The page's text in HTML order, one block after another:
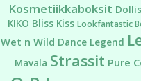
Kosmetiikkaboksit
KIKO Bliss Kiss Lookfantastic
Wet n Wild Dance Legend
Mavala Strassit Pure